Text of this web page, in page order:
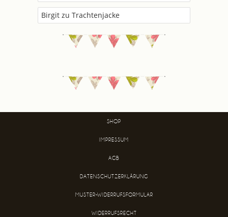
Birgit zu Trachtenjacke
SHOP
IMPRESSUM
AGB
DATENSCHUTZERKLÄRUNG
MUSTER-WIDERRUFSFORMULAR
WIDERRUFSRECHT